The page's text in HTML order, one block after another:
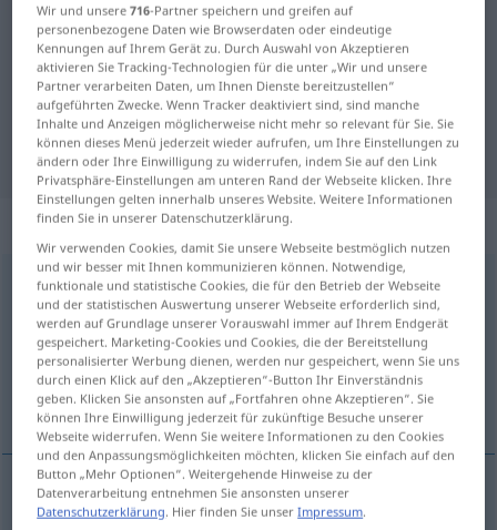
Deutsch-Italienisch Übersetzung
für "entdecken"
"entdecken" Italienisch
Übersetzung
„entdecken“: transitives Verb
entdeckenv/t
Übersicht aller Übersetzungen
(Für mehr Details die Übersetzung anklicken/antippen)
scoprire
scoprire entdecken
Wir und unsere716-Partner speichern und greifen auf
personenbezogene Daten wie Browserdaten oder eindeutige
Kennungen auf Ihrem Gerät zu. Durch Auswahl von Akzeptieren
aktivieren Sie Tracking-Technologien für die unter „Wir und unsere
Partner verarbeiten Daten, um Ihnen Dienste bereitzustellen“
aufgeführten Zwecke. Wenn Tracker deaktiviert sind, sind manche
Inhalte und Anzeigen möglicherweise nicht mehr so relevant für Sie. Sie
können dieses Menü jederzeit wieder aufrufen, um Ihre Einstellungen zu
ändern oder Ihre Einwilligung zu widerrufen, indem Sie auf den Link
Privatsphäre-Einstellungen am unteren Rand der Webseite klicken. Ihre
Einstellungen gelten innerhalb unseres Website. Weitere Informationen
finden Sie in unserer Datenschutzerklärung.
Wir verwenden Cookies, damit Sie unsere Webseite bestmöglich nutzen
und wir besser mit Ihnen kommunizieren können. Notwendige,
funktionale und statistische Cookies, die für den Betrieb der Webseite
und der statistischen Auswertung unserer Webseite erforderlich sind,
werden auf Grundlage unserer Vorauswahl immer auf Ihrem Endgerät
gespeichert. Marketing-Cookies und Cookies, die der Bereitstellung
personalisierter Werbung dienen, werden nur gespeichert, wenn Sie uns
durch einen Klick auf den „Akzeptieren“-Button Ihr Einverständnis
geben. Klicken Sie ansonsten auf „Fortfahren ohne Akzeptieren“. Sie
können Ihre Einwilligung jederzeit für zukünftige Besuche unserer
Webseite widerrufen. Wenn Sie weitere Informationen zu den Cookies
und den Anpassungsmöglichkeiten möchten, klicken Sie einfach auf den
Button „Mehr Optionen“. Weitergehende Hinweise zu der
Datenverarbeitung entnehmen Sie ansonsten unserer
Datenschutzerklärung. Hier finden Sie unserImpressum.